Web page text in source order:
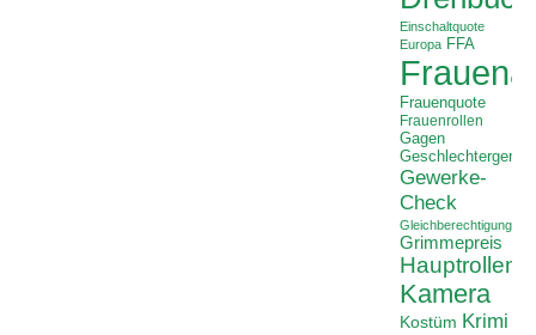
Einschaltquote
Europa FFA
Frauenquote
Frauenrollen
Gagen
Gewerke-
Check
Gleichberechtigung
Grimmepreis
Hauptrollen
Kamera
Kostüm Krimi